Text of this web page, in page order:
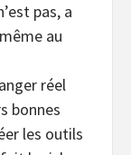
pas, a
au
réel
bonnes
les outils